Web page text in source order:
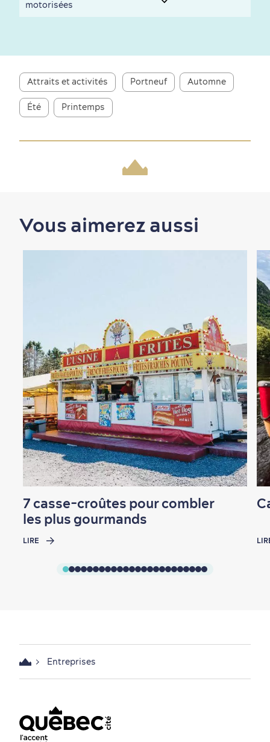
Nature à proximité
En famille
motorisées
Attraits et activités Portneuf Automne
Été Printemps
Vous aimerez aussi
7 casse-croûtes pour combler
les plus gourmands
LIRE
Entreprises